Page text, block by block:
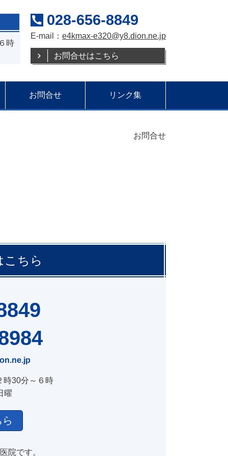
時
028-656-8849
E-mail： e4kmax-e320@y8.dion.ne.jp
お問合せはこちら
お問合せ リンク集
お問合せ
こちら
時30分～６時
曜
院です。